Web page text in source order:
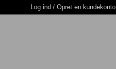
Log ind / Opret en kundekonto